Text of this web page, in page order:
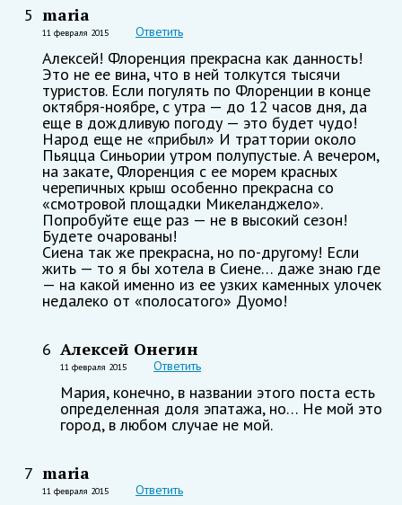
5 maria
11 февраля 2015 Ответить
Алексей! Флоренция прекрасна как данность!
Это не ее вина, что в ней толкутся тысячи
туристов. Если погулять по Флоренции в конце
октября-ноябре, с утра — до 12 часов дня, да
еще в дождливую погоду — это будет чудо!
Народ еще не «прибыл» И траттории около
Пьяцца Синьории утром полупустые. А вечером,
на закате, Флоренция с ее морем красных
черепичных крыш особенно прекрасна со
«смотровой площадки Микеланджело».
Попробуйте еще раз — не в высокий сезон!
Будете очарованы!
Сиена так же прекрасна, но по-другому! Если
жить — то я бы хотела в Сиене… даже знаю где
— на какой именно из ее узких каменных улочек
недалеко от «полосатого» Дуомо!
6 Алексей Онегин
11 февраля 2015 Ответить
Мария, конечно, в названии этого поста есть
определенная доля эпатажа, но… Не мой это
город, в любом случае не мой.
7 maria
11 февраля 2015 Ответить